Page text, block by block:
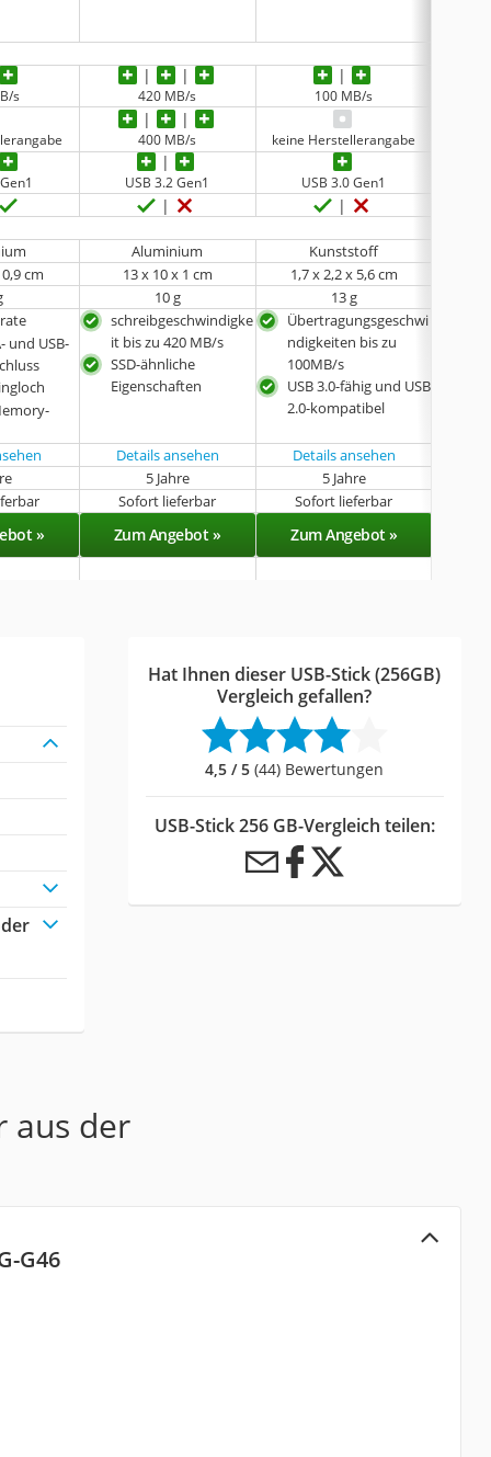
s 420 MB/s 100 MB/s
400 MB/s keine Herstellerangabe
USB 3.2 Gen1 USB 3.0 Gen1
Aluminium Kunststoff
cm 13 x 10 x 1 cm 1,7 x 2,2 x 5,6 cm
10 g 13 g
und USB-
schreibgeschwindigke
it bis zu 420 MB/s
SSD-ähnliche
Eigenschaften
Übertragungsgeschwi
ndigkeiten bis zu
100MB/s
USB 3.0-fähig und USB
2.0-kompatibel
Details ansehen Details ansehen
5 Jahre
5 Jahre
Sofort lieferbar Sofort lieferbar
» Zum Angebot » Zum Angebot »
Hat Ihnen dieser USB-Stick (256GB)
Vergleich gefallen?
4,5 / 5 (44) Bewertungen
USB-Stick 256 GB-Vergleich teilen:
aus der
G46